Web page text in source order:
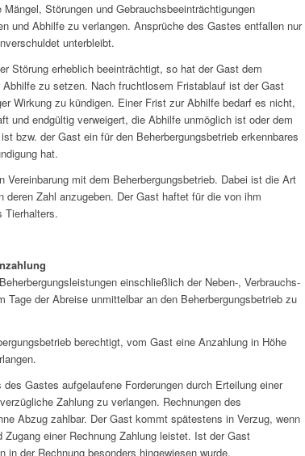
Störungen und Gebrauchsbeeinträchtigungen
und Abhilfe zu verlangen. Ansprüche des Gastes entfallen nur
unterbleibt.
Störung erheblich beeinträchtigt, so hat der Gast dem
zu setzen. Nach fruchtlosem Fristablauf ist der Gast
Wirkung zu kündigen. Einer Frist zur Abhilfe bedarf es nicht,
und endgültig verweigert, die Abhilfe unmöglich ist oder dem
bzw. der Gast ein für den Beherbergungsbetrieb erkennbares
hat.
Vereinbarung mit dem Beherbergungsbetrieb. Dabei ist die Art
Zahl anzugeben. Der Gast haftet für die von ihm
Tierhalters.
einschließlich der Neben-, Verbrauchs-
der Abreise unmittelbar an den Beherbergungsbetrieb zu
berechtigt, vom Gast eine Anzahlung in Höhe
Gastes aufgelaufene Forderungen durch Erteilung einer
Zahlung zu verlangen. Rechnungen des
Abzug zahlbar. Der Gast kommt spätestens in Verzug, wenn
einer Rechnung Zahlung leistet. Ist der Gast
in der Rechnung besonders hingewiesen wurde.